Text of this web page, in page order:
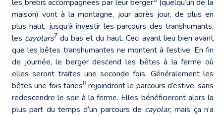
les brebis accompagnées par leur berger (quelqu’un de la
maison) vont à la montagne, jour après jour, de plus en
plus haut, jusqu’à investir les parcours des transhumants,
les cayolars7 du bas et du haut. Ceci ayant lieu bien avant
que les bêtes transhumantes ne montent à l’estive. En fin
de journée, le berger descend les bêtes à la ferme où
elles seront traites une seconde fois. Généralement les
bêtes une fois taries8rejoindront le parcours d’estive, sans
redescendre le soir à la ferme. Elles bénéficieront alors la
plus part du temps d’un parcours de cayolar, mais ça n’a